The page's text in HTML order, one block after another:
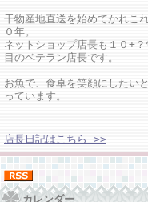
干物産地直送を始めてかれこ
０年。
ネットショップ店長も１０+？
目のベテラン店長です。
お魚で、食卓を笑顔にしたい
っています。
店長日記はこちら >>
カレンダー